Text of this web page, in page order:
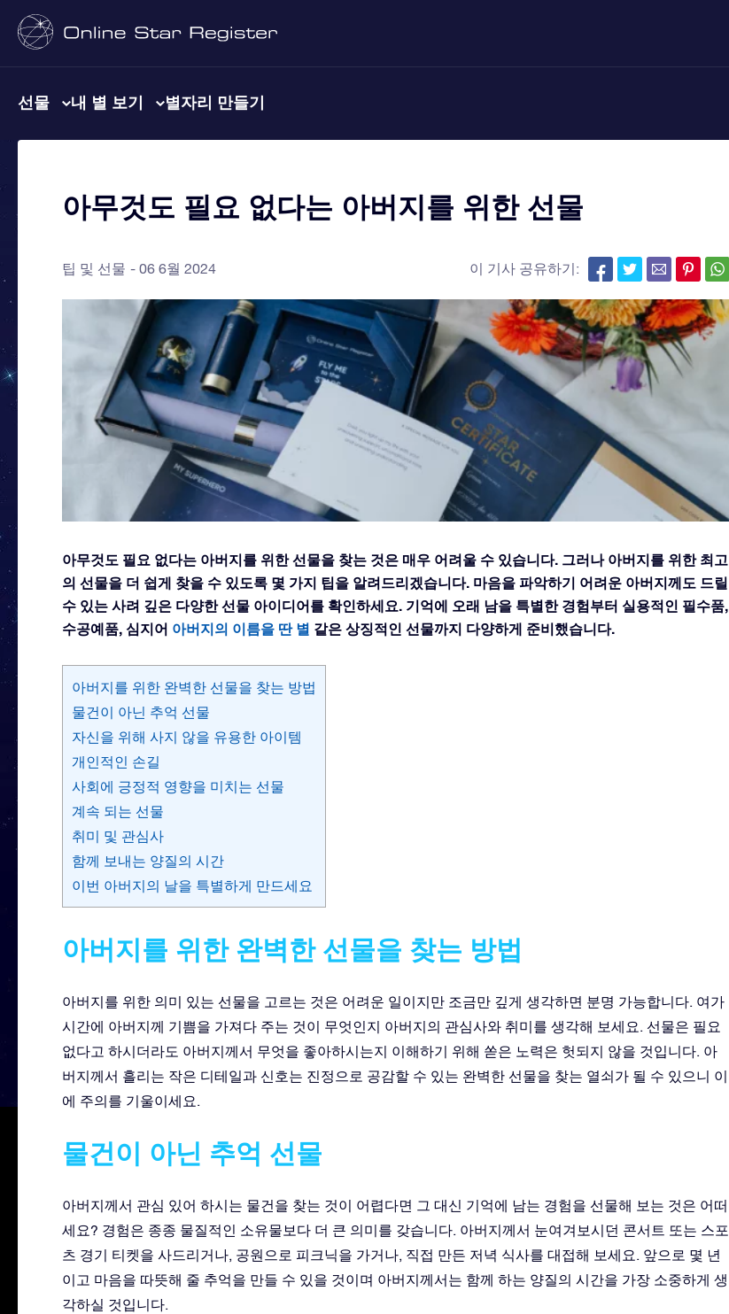
선물 내 별 보기 별자리 만들기
아무것도 필요 없다는 아버지를 위한 선물
팁 및 선물 06 6월 2024 이 기사 공유하기:
아무것도 필요 없다는 아버지를 위한 선물을 찾는 것은 매우 어려울 수 있습니다. 그러나 아버지를 위한 최고
의 선물을 더 쉽게 찾을 수 있도록 몇 가지 팁을 알려드리겠습니다. 마음을 파악하기 어려운 아버지께도 드릴
수 있는 사려 깊은 다양한 선물 아이디어를 확인하세요. 기억에 오래 남을 특별한 경험부터 실용적인 필수품,
수공예품, 심지어 아버지의 이름을 딴 별 같은 상징적인 선물까지 다양하게 준비했습니다.
아버지를 위한 완벽한 선물을 찾는 방법
물건이 아닌 추억 선물
자신을 위해 사지 않을 유용한 아이템
개인적인 손길
사회에 긍정적 영향을 미치는 선물
계속 되는 선물
취미 및 관심사
함께 보내는 양질의 시간
이번 아버지의 날을 특별하게 만드세요
아버지를 위한 완벽한 선물을 찾는 방법
아버지를 위한 의미 있는 선물을 고르는 것은 어려운 일이지만 조금만 깊게 생각하면 분명 가능합니다. 여가
시간에 아버지께 기쁨을 가져다 주는 것이 무엇인지 아버지의 관심사와 취미를 생각해 보세요. 선물은 필요
없다고 하시더라도 아버지께서 무엇을 좋아하시는지 이해하기 위해 쏟은 노력은 헛되지 않을 것입니다. 아
버지께서 흘리는 작은 디테일과 신호는 진정으로 공감할 수 있는 완벽한 선물을 찾는 열쇠가 될 수 있으니 이
에 주의를 기울이세요.
물건이 아닌 추억 선물
아버지께서 관심 있어 하시는 물건을 찾는 것이 어렵다면 그 대신 기억에 남는 경험을 선물해 보는 것은 어떠
세요? 경험은 종종 물질적인 소유물보다 더 큰 의미를 갖습니다. 아버지께서 눈여겨보시던 콘서트 또는 스포
츠 경기 티켓을 사드리거나, 공원으로 피크닉을 가거나, 직접 만든 저녁 식사를 대접해 보세요. 앞으로 몇 년
이고 마음을 따뜻해 줄 추억을 만들 수 있을 것이며 아버지께서는 함께 하는 양질의 시간을 가장 소중하게 생
각하실 것입니다.